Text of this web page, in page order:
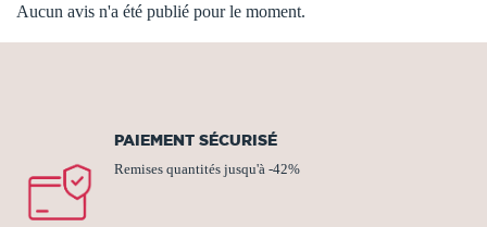
Aucun avis n'a été publié pour le moment.
PAIEMENT SÉCURISÉ
Remises quantités jusqu'à -42%